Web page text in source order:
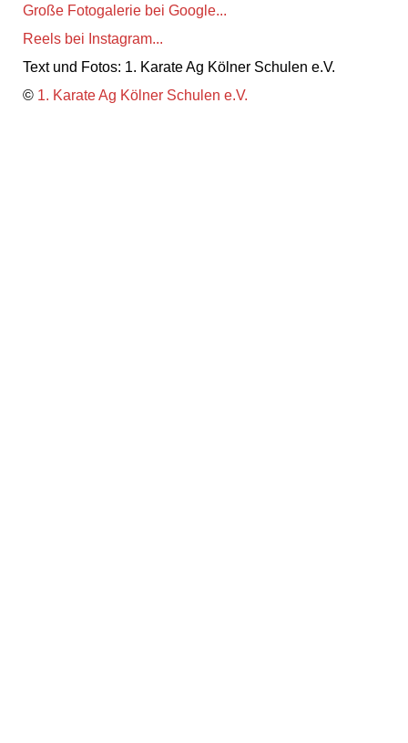
Große Fotogalerie bei Google...
Reels bei Instagram...
Text und Fotos: 1. Karate Ag Kölner Schulen e.V.
© 1. Karate Ag Kölner Schulen e.V.